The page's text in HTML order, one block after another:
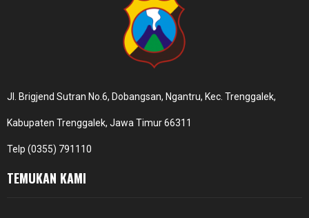
Jl. Brigjend Sutran No.6, Dobangsan, Ngantru, Kec. Trenggalek,
Kabupaten Trenggalek, Jawa Timur 66311
Telp (0355) 791110
TEMUKAN KAMI